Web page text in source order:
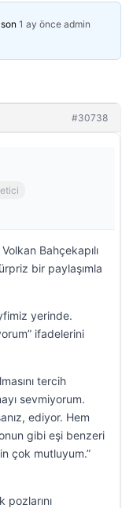
1 ay önce admin
#30738
Bahçekapılı
bir paylaşımla
yerinde.
ifadelerini
tercih
sevmiyorum.
ediyor. Hem
gibi eşi benzeri
çok mutluyum.”
pozlarını